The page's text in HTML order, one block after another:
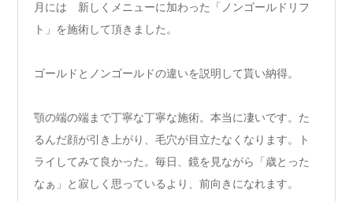
月には 新しくメニューに加わった「ノンゴールドリフ
ト」を施術して頂きました。
ゴールドとノンゴールドの違いを説明して貰い納得。
顎の端の端まで丁寧な丁寧な施術。本当に凄いです。た
るんだ顔が引き上がり、毛穴が目立たなくなります。ト
ライしてみて良かった。毎日、鏡を見ながら「歳とった
なぁ」と寂しく思っているより、前向きになれます。